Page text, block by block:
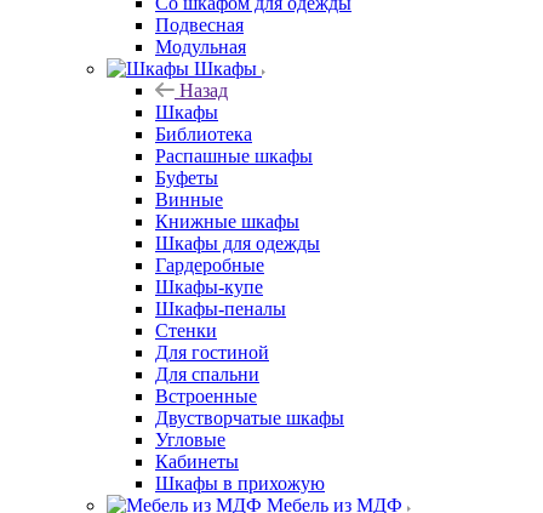
Подвесная
Модульная
Шкафы
Назад
Шкафы
Библиотека
Распашные шкафы
Буфеты
Винные
Книжные шкафы
Шкафы для одежды
Гардеробные
Шкафы-купе
Шкафы-пеналы
Стенки
Для гостиной
Для спальни
Встроенные
Двустворчатые шкафы
Угловые
Кабинеты
Шкафы в прихожую
Мебель из МДФ